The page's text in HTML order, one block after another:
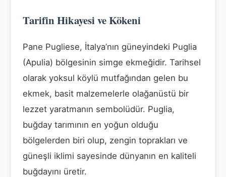
Tarifin Hikayesi ve Kökeni
Pane Pugliese, İtalya’nın güneyindeki Puglia
(Apulia) bölgesinin simge ekmeğidir. Tarihsel
olarak yoksul köylü mutfağından gelen bu
ekmek, basit malzemelerle olağanüstü bir
lezzet yaratmanın sembolüdür. Puglia,
buğday tarımının en yoğun olduğu
bölgelerden biri olup, zengin toprakları ve
güneşli iklimi sayesinde dünyanın en kaliteli
buğdayını üretir.